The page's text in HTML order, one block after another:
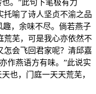
。”此句下笔极有力
托喻了诗人坚贞不渝之品
趣，余味不尽。倘若燕子
荒芜，可是我心亦依然不
怎会飞回君家呢？清邱嘉
作燕语方有味。”此说实
也，门庭一天天荒芜，